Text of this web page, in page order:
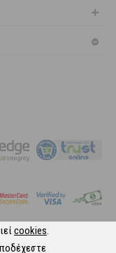
cookies.